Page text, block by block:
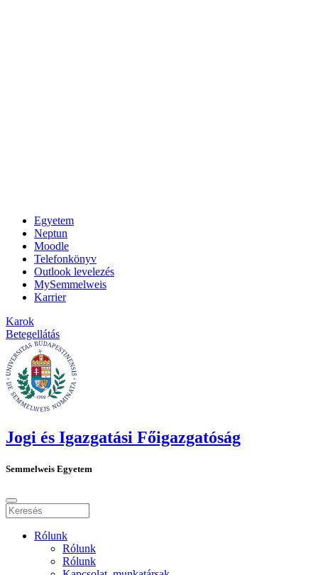
Egyetem
Neptun
Moodle
Telefonkönyv
Outlook levelezés
MySemmelweis
Karrier
Karok
Betegellátás
Jogi és Igazgatási Főigazgatóság
Semmelweis Egyetem
Rólunk
Rólunk
Rólunk